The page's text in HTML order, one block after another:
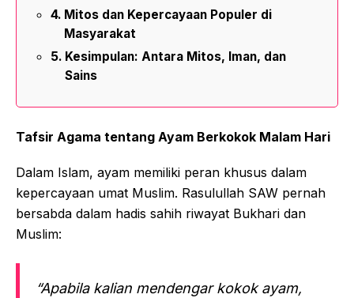
Mitos dan Kepercayaan Populer di
Masyarakat
Kesimpulan: Antara Mitos, Iman, dan
Sains
Tafsir Agama tentang Ayam Berkokok Malam Hari
Dalam Islam, ayam memiliki peran khusus dalam
kepercayaan umat Muslim. Rasulullah SAW pernah
bersabda dalam hadis sahih riwayat Bukhari dan
Muslim:
“Apabila kalian mendengar kokok ayam,